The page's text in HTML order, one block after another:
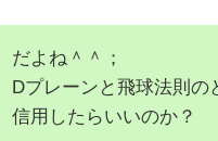
だよね＾＾；
Dプレーンと飛球法則の
信用したらいいのか？